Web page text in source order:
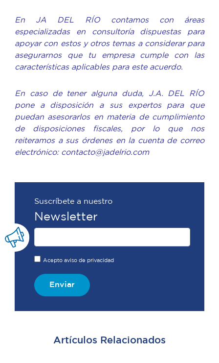
En JA DEL RÍO contamos con áreas
especializadas en consultoría dispuestas para
apoyar con estos y otros temas a considerar para
asegurarnos que tu empresa cumple con las
características aplicables para este acuerdo.
En caso de tener alguna duda, J.A. DEL RÍO
pone a disposición a sus expertos para que
puedan asesorarlos en materia de cumplimiento
de disposiciones fiscales, por lo que nos
reiteramos a sus órdenes en la cuenta de correo
electrónico: contacto@jadelrio.com
Suscríbete a nuestro
Newsletter
Acepto aviso de privacidad
Enviar
Artículos Relacionados